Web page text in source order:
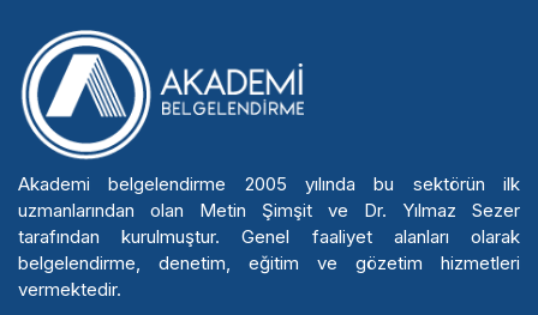
Akademi belgelendirme 2005 yılında bu sektörün ilk
uzmanlarından olan Metin Şimşit ve Dr. Yılmaz Sezer
tarafından kurulmuştur. Genel faaliyet alanları olarak
belgelendirme, denetim, eğitim ve gözetim hizmetleri
vermektedir.